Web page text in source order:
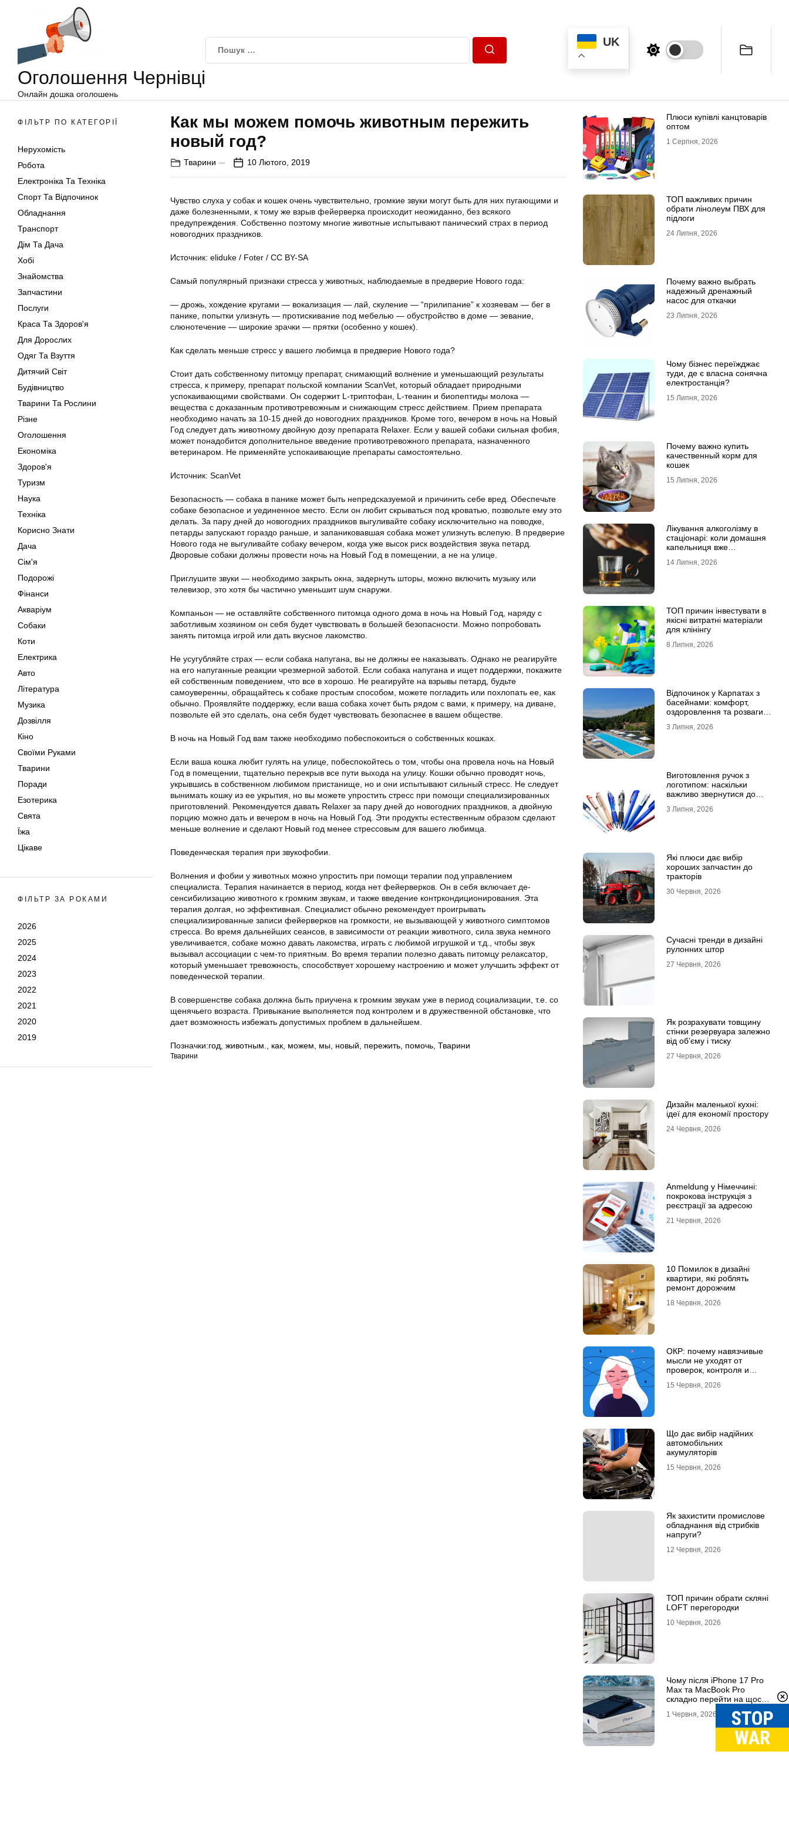
Оголошення Чернівці
Онлайн дошка оголошень
UK
ФІЛЬТР ПО КАТЕГОРІЇ
Нерухомість
Робота
Електроніка Та Техніка
Спорт Та Відпочинок
Обладнання
Транспорт
Дім Та Дача
Хобі
Знайомства
Запчастини
Послуги
Краса Та Здоров'я
Для Дорослих
Одяг Та Взуття
Дитячий Світ
Будівництво
Тварини Та Рослини
Різне
Оголошення
Економіка
Здоров'я
Туризм
Наука
Техніка
Корисно Знати
Дача
Сім'я
Подорожі
Фінанси
Акваріум
Собаки
Коти
Електрика
Авто
Література
Музика
Дозвілля
Кіно
Своїми Руками
Тварини
Поради
Езотерика
Свята
Їжа
Цікаве
ФІЛЬТР ЗА РОКАМИ
2026
2025
2024
2023
2022
2021
2020
2019
Как мы можем помочь животным пережить
новый год?
Тварини 10 Лютого, 2019
Чувство слуха у собак и кошек очень чувствительно, громкие звуки могут быть для них пугающими и
даже болезненными, к тому же взрыв фейерверка происходит неожиданно, без всякого
предупреждения. Собственно поэтому многие животные испытывают панический страх в период
новогодних праздников.
Источник: eliduke / Foter / CC BY-SA
Самый популярный признаки стресса у животных, наблюдаемые в предверие Нового года:
— дрожь, хождение кругами — вокализация — лай, скуление — “прилипание” к хозяевам — бег в
панике, попытки улизнуть — протискивание под мебелью — обустройство в доме — зевание,
слюнотечение — широкие зрачки — прятки (особенно у кошек).
Как сделать меньше стресс у вашего любимца в предверие Нового года?
Стоит дать собственному питомцу препарат, снимающий волнение и уменьшающий результаты
стресса, к примеру, препарат польской компании ScanVet, который обладает природными
успокаивающими свойствами. Он содержит L-триптофан, L-теанин и биопептиды молока —
вещества с доказанным противотревожным и снижающим стресс действием. Прием препарата
необходимо начать за 10-15 дней до новогодних праздников. Кроме того, вечером в ночь на Новый
Год следует дать животному двойную дозу препарата Relaxer. Если у вашей собаки сильная фобия,
может понадобится дополнительное введение противотревожного препарата, назначенного
ветеринаром. Не применяйте успокаивающие препараты самостоятельно.
Источник: ScanVet
Безопасность — собака в панике может быть непредсказуемой и причинить себе вред. Обеспечьте
собаке безопасное и уединенное место. Если он любит скрываться под кроватью, позвольте ему это
делать. За пару дней до новогодних праздников выгуливайте собаку исключительно на поводке,
петарды запускают гораздо раньше, и запаниковавшая собака может улизнуть вслепую. В предверие
Нового года не выгуливайте собаку вечером, когда уже высок риск воздействия звука петард.
Дворовые собаки должны провести ночь на Новый Год в помещении, а не на улице.
Приглушите звуки — необходимо закрыть окна, задернуть шторы, можно включить музыку или
телевизор, это хотя бы частично уменьшит шум снаружи.
Компаньон — не оставляйте собственного питомца одного дома в ночь на Новый Год, наряду с
заботливым хозяином он себя будет чувствовать в большей безопасности. Можно попробовать
занять питомца игрой или дать вкусное лакомство.
Не усугубляйте страх — если собака напугана, вы не должны ее наказывать. Однако не реагируйте
на его напуганные реакции чрезмерной заботой. Если собака напугана и ищет поддержки, покажите
ей собственным поведением, что все в хорошо. Не реагируйте на взрывы петард, будьте
самоуверенны, обращайтесь к собаке простым способом, можете погладить или похлопать ее, как
обычно. Проявляйте поддержку, если ваша собака хочет быть рядом с вами, к примеру, на диване,
позвольте ей это сделать, она себя будет чувствовать безопаснее в вашем обществе.
В ночь на Новый Год вам также необходимо побеспокоиться о собственных кошках.
Если ваша кошка любит гулять на улице, побеспокойтесь о том, чтобы она провела ночь на Новый
Год в помещении, тщательно перекрыв все пути выхода на улицу. Кошки обычно проводят ночь,
укрывшись в собственном любимом пристанище, но и они испытывают сильный стресс. Не следует
вынимать кошку из ее укрытия, но вы можете упростить стресс при помощи специализированных
приготовлений. Рекомендуется давать Relaxer за пару дней до новогодних праздников, а двойную
порцию можно дать и вечером в ночь на Новый Год. Эти продукты естественным образом сделают
меньше волнение и сделают Новый год менее стрессовым для вашего любимца.
Поведенческая терапия при звукофобии.
Волнения и фобии у животных можно упростить при помощи терапии под управлением
специалиста. Терапия начинается в период, когда нет фейерверков. Он в себя включает де-
сенсибилизацию животного к громким звукам, и также введение контркондиционирования. Эта
терапия долгая, но эффективная. Специалист обычно рекомендует проигрывать
специализированные записи фейерверков на громкости, не вызывающей у животного симптомов
стресса. Во время дальнейших сеансов, в зависимости от реакции животного, сила звука немного
увеличивается, собаке можно давать лакомства, играть с любимой игрушкой и т.д., чтобы звук
вызывал ассоциации с чем-то приятным. Во время терапии полезно давать питомцу релаксатор,
который уменьшает тревожность, способствует хорошему настроению и может улучшить эффект от
поведенческой терапии.
В совершенстве собака должна быть приучена к громким звукам уже в период социализации, т.е. со
щенячьего возраста. Привыкание выполняется под контролем и в дружественной обстановке, что
дает возможность избежать допустимых проблем в дальнейшем.
Позначки:год животным. как можем мы новый пережить помочь Тварини
Тварини
Плюси купівлі канцтоварів
оптом
1 Серпня, 2026
ТОП важливих причин
обрати лінолеум ПВХ для
підлоги
24 Липня, 2026
Почему важно выбрать
надежный дренажный
насос для откачки
23 Липня, 2026
Чому бізнес переїжджає
туди, де є власна сонячна
електростанція?
15 Липня, 2026
Почему важно купить
качественный корм для
кошек
15 Липня, 2026
Лікування алкоголізму в
стаціонарі: коли домашня
капельниця вже
14 Липня, 2026
ТОП причин інвестувати в
якісні витратні матеріали
для клінінгу
8 Липня, 2026
Відпочинок у Карпатах з
басейнами: комфорт,
оздоровлення та розваги
3 Липня, 2026
Виготовлення ручок з
логотипом: наскільки
важливо звернутися до
3 Липня, 2026
Які плюси дає вибір
хороших запчастин до
тракторів
30 Червня, 2026
Сучасні тренди в дизайні
рулонних штор
27 Червня, 2026
Як розрахувати товщину
стінки резервуара залежно
від об’єму і тиску
27 Червня, 2026
Дизайн маленької кухні:
ідеї для економії простору
24 Червня, 2026
Anmeldung у Німеччині:
покрокова інструкція з
реєстрації за адресою
21 Червня, 2026
10 Помилок в дизайні
квартири, які роблять
ремонт дорожчим
18 Червня, 2026
ОКР: почему навязчивые
мысли не уходят от
проверок, контроля и
15 Червня, 2026
Що дає вибір надійних
автомобільних
акумуляторів
15 Червня, 2026
Як захистити промислове
обладнання від стрибків
напруги?
12 Червня, 2026
ТОП причин обрати скляні
LOFT перегородки
10 Червня, 2026
Чому після iPhone 17 Pro
Max та MacBook Pro
складно перейти на щось
1 Червня, 2026